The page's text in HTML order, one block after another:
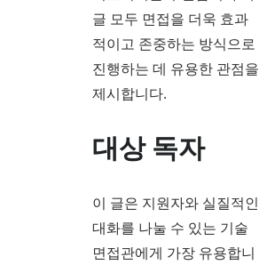
글 모두 면접을 더욱 효과
적이고 존중하는 방식으로
진행하는 데 유용한 관점을
제시합니다.
대상 독자
이 글은 지원자와 실질적인
대화를 나눌 수 있는 기술
면접관에게 가장 유용합니